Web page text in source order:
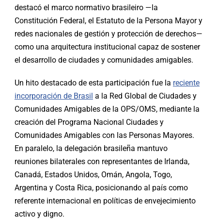
destacó el marco normativo brasileiro —la
Constitución Federal, el Estatuto de la Persona Mayor y
redes nacionales de gestión y protección de derechos—
como una arquitectura institucional capaz de sostener
el desarrollo de ciudades y comunidades amigables.
Un hito destacado de esta participación fue la reciente
incorporación de Brasil a la Red Global de Ciudades y
Comunidades Amigables de la OPS/OMS, mediante la
creación del Programa Nacional Ciudades y
Comunidades Amigables con las Personas Mayores.
En paralelo, la delegación brasileña mantuvo
reuniones bilaterales con representantes de Irlanda,
Canadá, Estados Unidos, Omán, Angola, Togo,
Argentina y Costa Rica, posicionando al país como
referente internacional en políticas de envejecimiento
activo y digno.